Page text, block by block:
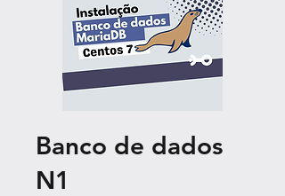
Banco de dados
N1